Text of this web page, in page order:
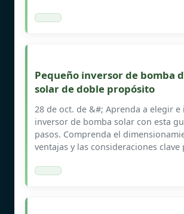
Pequeño inversor de bomba
solar de doble propósito
28 de oct. de &#; Aprenda a elegir e
inversor de bomba solar con esta
pasos. Comprenda el
ventajas y las consideraciones clave